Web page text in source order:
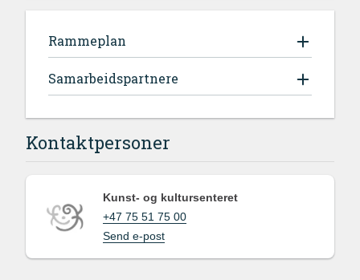
Rammeplan
Samarbeidspartnere
Kontaktpersoner
Kunst- og kultursenteret
+47 75 51 75 00
Send e-post